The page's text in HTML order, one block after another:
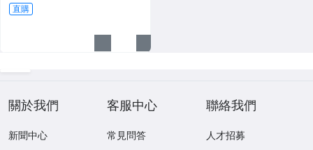
直購
關於我們
新聞中心
客服中心
常見問答
聯絡我們
人才招募